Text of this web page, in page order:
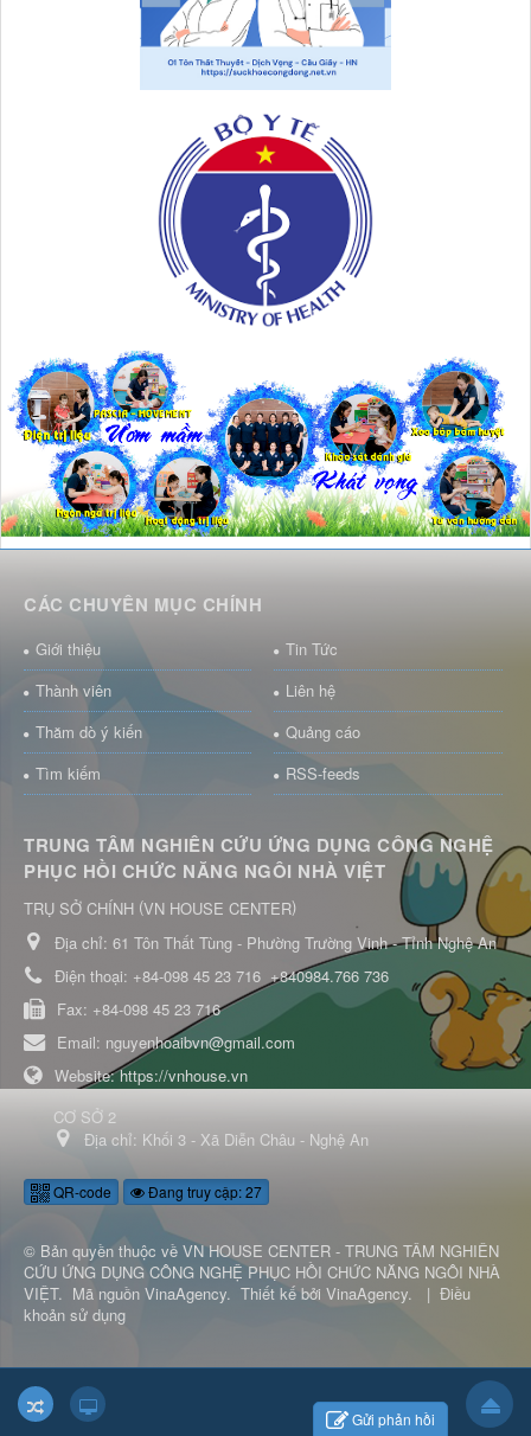
CÁC CHUYÊN MỤC CHÍNH
Giới thiệu
Tin Tức
Thành viên
Liên hệ
Thăm dò ý kiến
Quảng cáo
Tìm kiếm
RSS-feeds
TRUNG TÂM NGHIÊN CỨU ỨNG DỤNG CÔNG NGHỆ
PHỤC HỒI CHỨC NĂNG NGÔI NHÀ VIỆT
TRỤ SỞ CHÍNH (VN HOUSE CENTER)
Địa chỉ: 61 Tôn Thất Tùng - Phường Trường Vinh - Tỉnh Nghệ An
Điện thoại: +84-098 45 23 716 +840984.766 736
Fax: +84-098 45 23 716
Email: nguyenhoaibvn@gmail.com
Website:https://vnhouse.vn
CƠ SỞ 2
Địa chỉ: Khối 3 - Xã Diễn Châu - Nghệ An
QR-code Đang truy cập: 27
© Bản quyền thuộc về VN HOUSE CENTER - TRUNG TÂM NGHIÊN
CỨU ỨNG DỤNG CÔNG NGHỆ PHỤC HỒI CHỨC NĂNG NGÔI NHÀ
VIỆT. Mã nguồn VinaAgency. Thiết kế bởi VinaAgency. | Điều
khoản sử dụng
Gửi phản hồi